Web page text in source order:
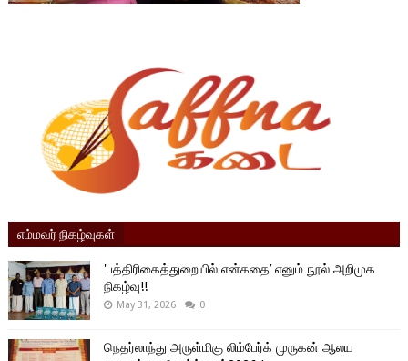
எம்மவர் நிகழ்வுகள்
'பத்திரிகைத்துறையில் என்கதை’ எனும் நூல் அறிமுக
நிகழ்வு!!
May 31, 2026 0
நெதர்லாந்து அருள்மிகு லிம்பேர்க் முருகன் ஆலய